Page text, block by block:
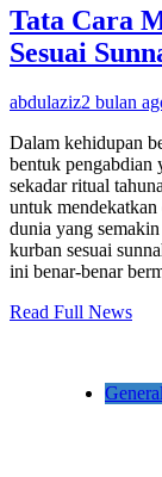
Tata Cara
Sesuai
abdulaziz2 bulan
Dalam kehidupan
bentuk pengabdian
sekadar ritual
untuk
dunia yang
kurban sesuai
ini benar-benar
Read Full News